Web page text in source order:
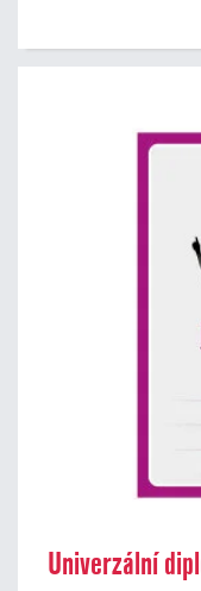
motivem vítězů s
Univerzální